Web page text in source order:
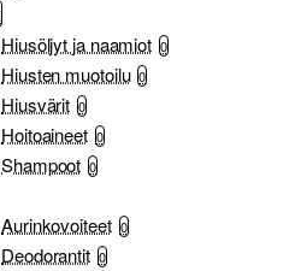
Hiusöljyt ja naamiot 0
Hiusten muotoilu 0
Hiusvärit 0
Hoitoaineet 0
Shampoot 0
Aurinkovoiteet 0
Deodorantit 0